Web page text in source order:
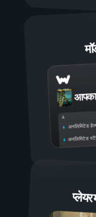
अनलिमिटेड
अनलिमिटेड